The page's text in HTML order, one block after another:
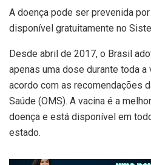
A doença pode ser prevenida
disponível gratuitamente no
Desde abril de 2017, o Brasil
apenas uma dose durante toda
acordo com as recomendações
Saúde (OMS). A vacina é a
doença e está disponível em
estado.